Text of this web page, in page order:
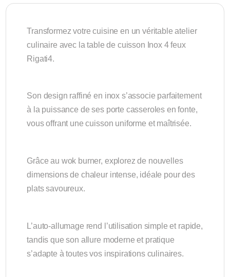
Transformez votre cuisine en un véritable atelier
culinaire avec la table de cuisson Inox 4 feux
Rigati4.
Son design raffiné en inox s’associe parfaitement
à la puissance de ses porte casseroles en fonte,
vous offrant une cuisson uniforme et maîtrisée.
Grâce au wok burner, explorez de nouvelles
dimensions de chaleur intense, idéale pour des
plats savoureux.
L’auto-allumage rend l’utilisation simple et rapide,
tandis que son allure moderne et pratique
s’adapte à toutes vos inspirations culinaires.